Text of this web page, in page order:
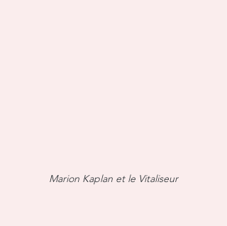
Marion Kaplan et le Vitaliseur